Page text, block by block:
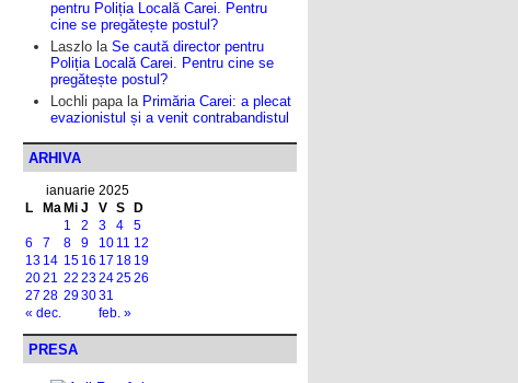
pentru Poliția Locală Carei. Pentru
cine se pregătește postul?
Laszlo la Se caută director pentru
Poliția Locală Carei. Pentru cine se
pregătește postul?
Lochli papala Primăria Carei: a plecat
evazionistul și a venit contrabandistul
ARHIVA
ianuarie 2025
L
Ma Mi J V S D
« dec. feb. »
1 2 3 4
5
6
7 8 9 10 11 12
13 14 15 16 17 18 19
2021 22 23242526
27 28 293031
PRESA